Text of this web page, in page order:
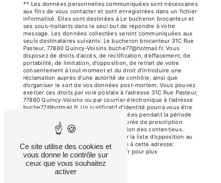
** Les données personnelles communiquées sont nécessaires
aux fins de vous contacter et sont enregistrées dans un fichier
informatisé. Elles sont destinées à Le bucheron brocanteur et
ses sous-traitants dans le seul but de répondre à votre
message. Les données collectées seront communiquées aux
seuls destinataires suivants: Le bucheron brocanteur 31C Rue
Pasteur, 77860 Quincy-Voisins buche77@hotmail.fr. Vous
disposez de droits d’accès, de rectification, d’effacement, de
portabilité, de limitation, d’opposition, de retrait de votre
consentement à tout moment et du droit d’introduire une
réclamation auprès d’une autorité de contrôle, ainsi que
d’organiser le sort de vos données post-mortem. Vous pouvez
exercer ces droits par voie postale à l'adresse 31C Rue Pasteur,
77860 Quincy-Voisins ou par courrier électronique à l'adresse
buche77@hotmail.fr. Un justificatif d'identité pourra vous être
demandé. Nous conservons vos données pendant la période
de prise de contact puis pendant la durée de prescription
légale aux fins probatoires et de gestion des contentieux.
Vous avez le droit de vous inscrire sur la liste d'opposition au
démarchage téléphonique, disponible à cette adresse:
Bloctel.gouv.fr . Consultez le site cnil.fr pour plus
d’informations sur vos droits.
Ce site utilise des cookies et
vous donne le contrôle sur
ceux que vous souhaitez
activer